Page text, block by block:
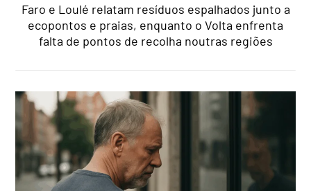
Faro e Loulé relatam resíduos espalhados junto a
ecopontos e praias, enquanto o Volta enfrenta
falta de pontos de recolha noutras regiões